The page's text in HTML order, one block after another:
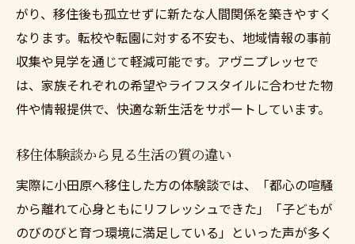
がり、移住後も孤立せずに新たな人間関係を築きやすく
なります。転校や転園に対する不安も、地域情報の事前
収集や見学を通じて軽減可能です。アヴニプレッセで
は、家族それぞれの希望やライフスタイルに合わせた物
件や情報提供で、快適な新生活をサポートしています。
移住体験談から見る生活の質の違い
実際に小田原へ移住した方の体験談では、「都心の喧騒
から離れて心身ともにリフレッシュできた」「子どもが
のびのびと育つ環境に満足している」といった声が多く